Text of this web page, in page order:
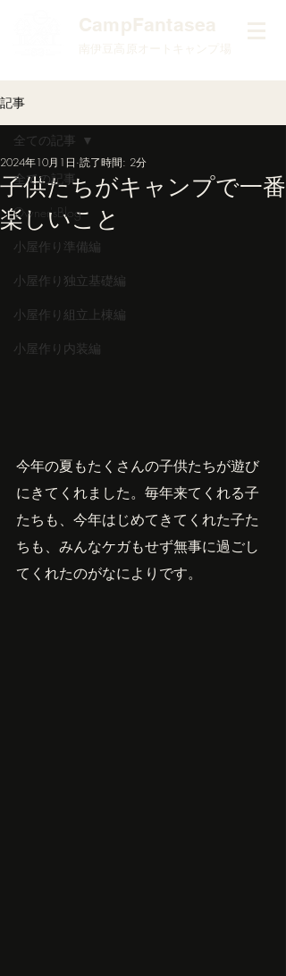
​CampFantasea
南伊豆高原オートキャンプ場
記事
全ての記事
Owner'sBlog
小屋作り準備編
小屋作り独立基礎編
小屋作り組立上棟編
小屋作り内装編
全ての記事
子供たちがキャンプで一番
楽しいこと
2024年10月1日 読了時間: 2分
今年の夏もたくさんの子供たちが遊び
にきてくれました。毎年来てくれる子
たちも、今年はじめてきてくれた子た
ちも、みんなケガもせず無事に過ごし
てくれたのがなによりです。